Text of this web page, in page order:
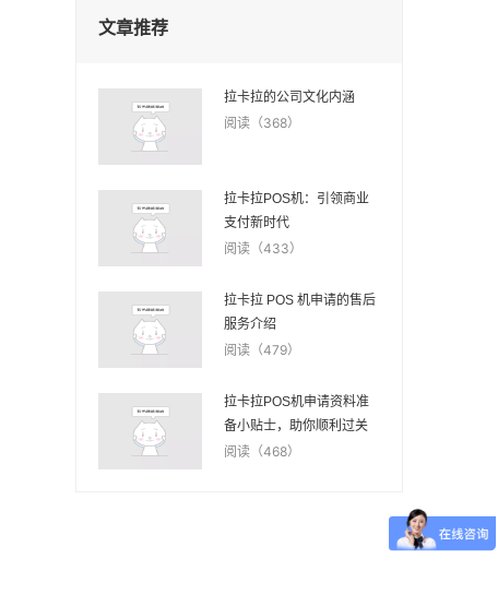
文章推荐
拉卡拉的公司文化内涵
阅读（368）
拉卡拉POS机：引领商业
支付新时代
阅读（433）
拉卡拉 POS 机申请的售后
服务介绍
阅读（479）
拉卡拉POS机申请资料准
备小贴士，助你顺利过关
阅读（468）